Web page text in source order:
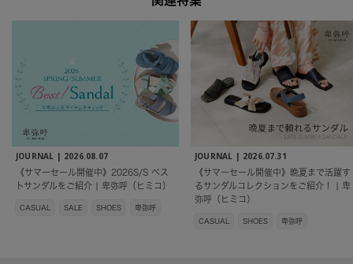
JOURNAL | 2026.08.07
《サマーセール開催中》2026S/S ベス
トサンダルをご紹介 | 卑弥呼（ヒミコ）
CASUAL SALE SHOES 卑弥呼
JOURNAL | 2026.07.31
《サマーセール開催中》晩夏まで活躍す
るサンダルコレクションをご紹介！ | 卑
弥呼（ヒミコ）
CASUAL SHOES 卑弥呼